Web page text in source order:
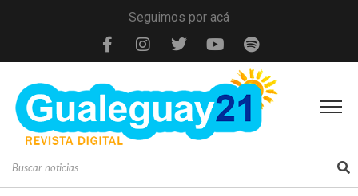
Seguimos por acá